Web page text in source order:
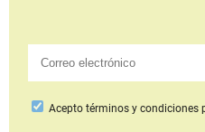
Aceptotérminos y condiciones